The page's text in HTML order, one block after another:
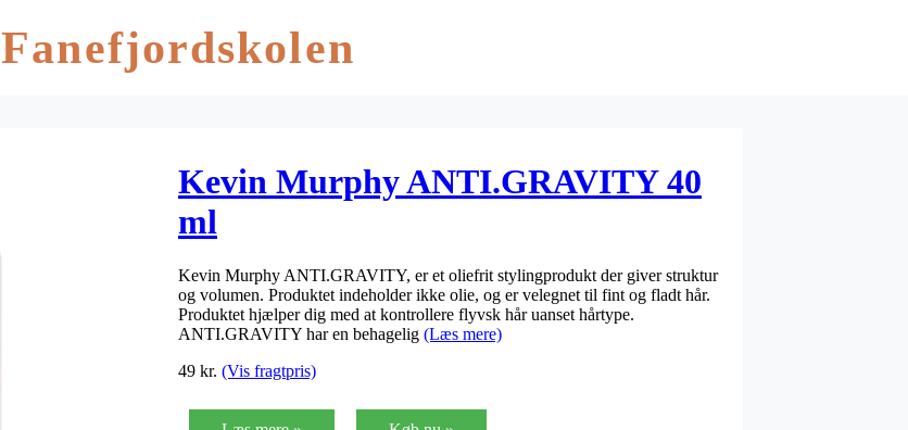
Fanefjordskolen
Kevin Murphy ANTI.GRAVITY 40
ml
Kevin Murphy ANTI.GRAVITY, er et oliefrit stylingprodukt der giver struktur
og volumen. Produktet indeholder ikke olie, og er velegnet til fint og fladt hår.
Produktet hjælper dig med at kontrollere flyvsk hår uanset hårtype.
ANTI.GRAVITY har en behagelig (Læs mere)
49 kr. (Vis fragtpris)